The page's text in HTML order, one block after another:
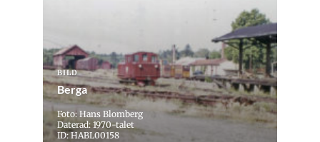
BILD
Berga
Foto: Hans Blomberg
Daterad: 1970-talet
ID: HABL00158